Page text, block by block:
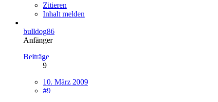
Zitieren
Inhalt melden
bulldog86
Anfänger
Beiträge
9
10. März 2009
#9